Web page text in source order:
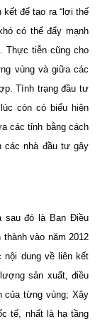
để tạo ra “lợi thế
có thể đẩy mạnh
Thực tiễn cũng cho
vùng và giữa các
Tình trạng đầu tư
còn có biểu hiện
các tỉnh bằng cách
các nhà đầu tư gây
sau đó là Ban Điều
vào năm 2012
dung về liên kết
sản xuất, điều
của từng vùng; Xây
tế, nhất là hạ tầng